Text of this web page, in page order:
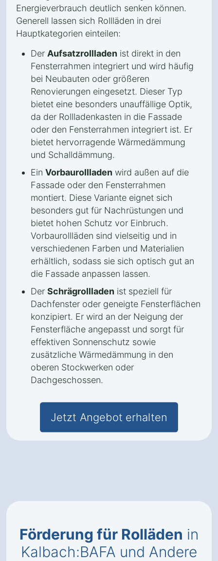
Energieverbrauch deutlich senken können.
Generell lassen sich Rollläden in drei
Hauptkategorien einteilen:
Der Aufsatzrollladen ist direkt in den
Fensterrahmen integriert und wird häufig
bei Neubauten oder größeren
Renovierungen eingesetzt. Dieser Typ
bietet eine besonders unauffällige Optik,
da der Rollladenkasten in die Fassade
oder den Fensterrahmen integriert ist. Er
bietet hervorragende Wärmedämmung
und Schalldämmung.
Ein Vorbaurollladen wird außen auf die
Fassade oder den Fensterrahmen
montiert. Diese Variante eignet sich
besonders gut für Nachrüstungen und
bietet hohen Schutz vor Einbruch.
Vorbaurollläden sind vielseitig und in
verschiedenen Farben und Materialien
erhältlich, sodass sie sich optisch gut an
die Fassade anpassen lassen.
Der Schrägrollladen ist speziell für
Dachfenster oder geneigte Fensterflächen
konzipiert. Er wird an der Neigung der
Fensterfläche angepasst und sorgt für
effektiven Sonnenschutz sowie
zusätzliche Wärmedämmung in den
oberen Stockwerken oder
Dachgeschossen.
Jetzt Angebot erhalten
Förderung für Rolläden in
Kalbach:BAFA und Andere